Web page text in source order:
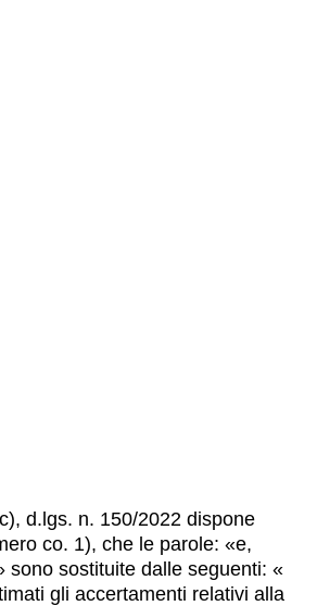
d.lgs. n. 150/2022 dispone
co. 1), che le parole: «e,
sono sostituite dalle seguenti: «
gli accertamenti relativi alla